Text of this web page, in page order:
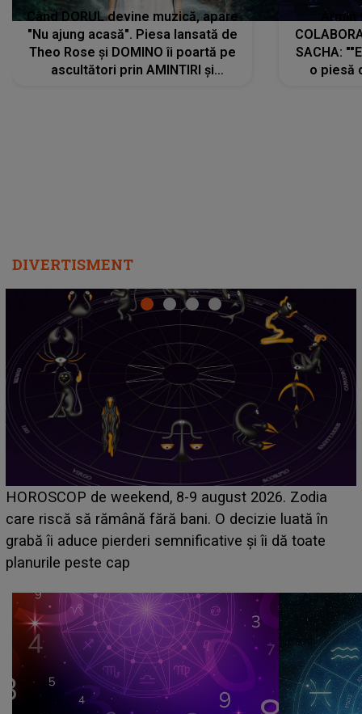
Când DORUL devine muzică, apare
"Nu ajung acasă". Piesa lansată de
Theo Rose și DOMINO îi poartă pe
ascultători prin AMINTIRI și
SACHA:
o piesă
DIVERTISMENT
Emanuel a ținut ACEST DETALIU ASCUNS până
acum! În fața Alexandrei, concurentul din Casa Iubirii
face o MĂRTURISIRE NEAȘTEPTATĂ despre mama
sa: "I-am spus și ei în față, eu nu te iubesc pentru